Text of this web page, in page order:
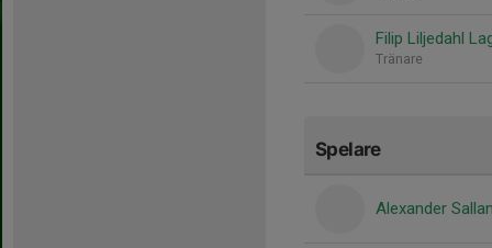
Filip Liljedahl
Tränare
Spelare
Alexander